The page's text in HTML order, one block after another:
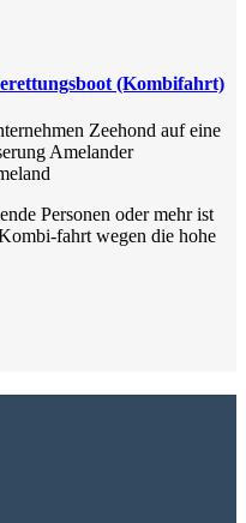
(Kombifahrt)
Zeehond auf eine
Amelander
Personen oder mehr ist
fahrt wegen die hohe